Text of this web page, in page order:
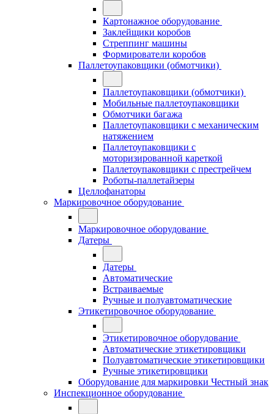
Картонажное оборудование
Заклейщики коробов
Стреппинг машины
Формирователи коробов
Паллетоупаковщики (обмотчики)
Паллетоупаковщики (обмотчики)
Мобильные паллетоупаковщики
Обмотчики багажа
Паллетоупаковщики с механическим
натяжением
Паллетоупаковщики с
моторизированной кареткой
Паллетоупаковщики с престрейчем
Роботы-паллетайзеры
Целлофанаторы
Маркировочное оборудование
Маркировочное оборудование
Датеры
Датеры
Автоматические
Встраиваемые
Ручные и полуавтоматические
Этикетировочное оборудование
Этикетировочное оборудование
Автоматические этикетировщики
Полуавтоматические этикетировщики
Ручные этикетировщики
Оборудование для маркировки Честный знак
Инспекционное оборудование